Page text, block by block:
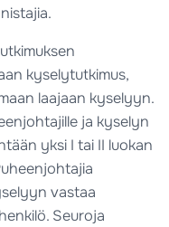
kyselytutkimus,
laajaan kyselyyn.
ja kyselyn
yksi I tai II luokan
vastaa
Seuroja